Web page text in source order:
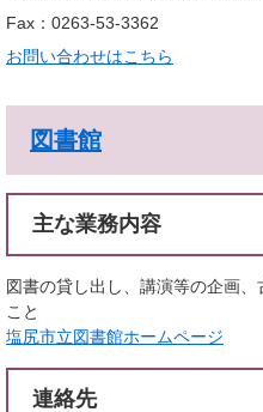
Fax：0263-53-3362
お問い合わせはこちら
図書館
主な業務内容
図書の貸し出し、講演等の企画
こと
塩尻市立図書館ホームページ
連絡先